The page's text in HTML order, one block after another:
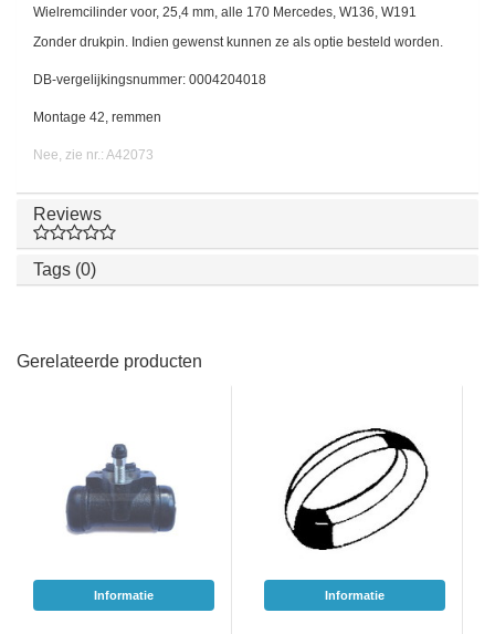
Wielremcilinder voor, 25,4 mm, alle 170 Mercedes, W136, W191
Zonder drukpin. Indien gewenst kunnen ze als optie besteld worden.
DB-vergelijkingsnummer: 0004204018
Montage 42, remmen
Nee, zie nr.: A42073
Reviews
Tags (0)
Gerelateerde producten
Informatie Informatie